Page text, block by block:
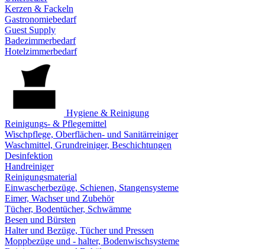
Kerzen & Fackeln
Gastronomiebedarf
Guest Supply
Badezimmerbedarf
Hotelzimmerbedarf
Hygiene & Reinigung
Reinigungs- & Pflegemittel
Wischpflege, Oberflächen- und Sanitärreiniger
Waschmittel, Grundreiniger, Beschichtungen
Desinfektion
Handreiniger
Reinigungsmaterial
Einwascherbezüge, Schienen, Stangensysteme
Eimer, Wachser und Zubehör
Tücher, Bodentücher, Schwämme
Besen und Bürsten
Halter und Bezüge, Tücher und Pressen
Moppbezüge und - halter, Bodenwischsysteme